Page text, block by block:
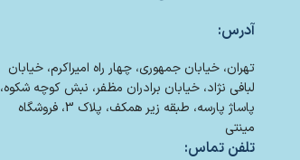
آدرس:
تهران، خیابان جمهوری، چهار راه امیراکرم، خیابان
لبافی نژاد، خیابان برادران مظفر، نبش کوچه شکوه،
پاساژ پارسه، طبقه زیر همکف، پلاک 3، فروشگاه
مینتی
تلفن تماس: